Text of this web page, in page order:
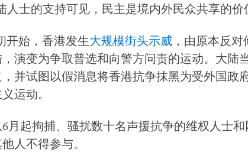
人士的支持可见，民主是境内外民众共享的价
开始，香港发生大规模街头示威 ，由原本反对
演变为争取普选和向警方问责的运动。大陆
并试图以假消息将香港抗争抹黑为受外国政
运动。
月起拘捕、骚扰数十名声援抗争的维权人士
人不得参与。